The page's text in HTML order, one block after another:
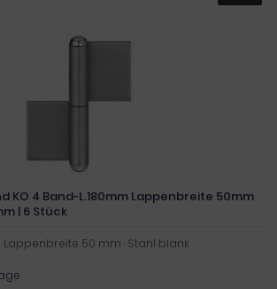
KO 4 Band-L.180mm Lappenbreite 50mm
| 6 Stück
50 mm · Stahl blank